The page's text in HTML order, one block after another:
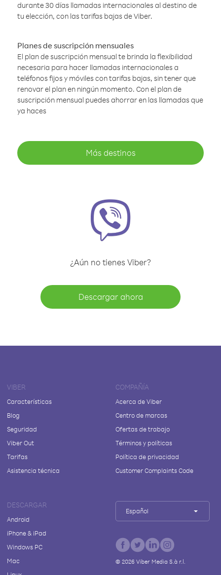
durante 30 días llamadas internacionales al destino de
tu elección, con las tarifas bajas de Viber.
Planes de suscripción mensuales
El plan de suscripción mensual te brinda la flexibilidad
necesaria para hacer llamadas internacionales a
teléfonos fijos y móviles con tarifas bajas, sin tener que
renovar el plan en ningún momento. Con el plan de
suscripción mensual puedes ahorrar en las llamadas que
ya haces
Más destinos
¿Aún no tienes Viber?
Descargar ahora
VIBER
Características
Blog
Seguridad
Viber Out
Tarifas
Asistencia técnica
COMPAÑÍA
Acerca de Viber
Centro de marcas
Ofertas de trabajo
Términos y políticas
Política de privacidad
Customer Complaints Code
DESCARGAR
Android
iPhone & iPad
Windows PC
Mac
Español
© 2026Viber Media S.à r.l.